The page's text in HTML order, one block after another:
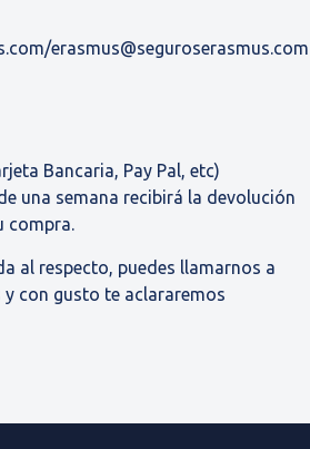
erasmus@seguroserasmus.com
Bancaria, Pay Pal, etc)
una semana recibirá la devolución
compra.
al respecto, puedes llamarnos a
y con gusto te aclararemos